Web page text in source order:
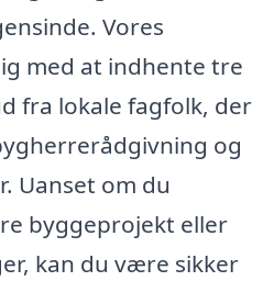
Vores
med at indhente tre
fra lokale fagfolk, der
og
Uanset om du
byggeprojekt eller
kan du være sikker